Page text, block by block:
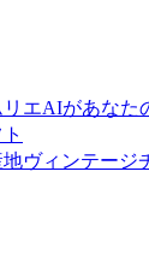
エAIがあなた
ヴィンテージ